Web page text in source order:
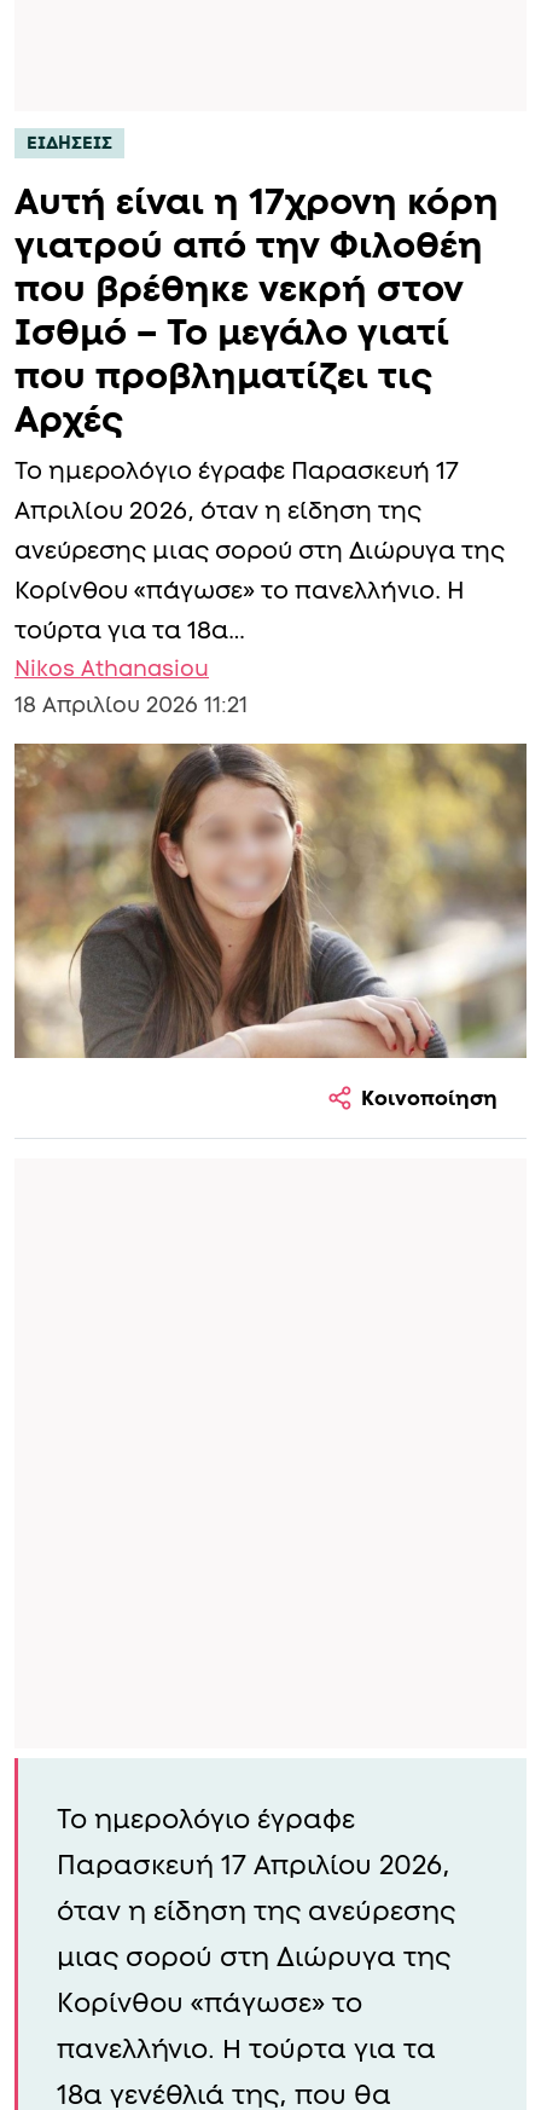
ΕΙΔΗΣΕΙΣ
Αυτή είναι η 17χρονη κόρη
γιατρού από την Φιλοθέη
που βρέθηκε νεκρή στον
Ισθμό – Το μεγάλο γιατί
που προβληματίζει τις
Αρχές
Το ημερολόγιο έγραφε Παρασκευή 17
Απριλίου 2026, όταν η είδηση της
ανεύρεσης μιας σορού στη Διώρυγα της
Κορίνθου «πάγωσε» το πανελλήνιο. Η
τούρτα για τα 18α…
Nikos Athanasiou
18 Απριλίου 2026 11:21
Κοινοποίηση
Το ημερολόγιο έγραφε
Παρασκευή 17 Απριλίου 2026,
όταν η είδηση της ανεύρεσης
μιας σορού στη Διώρυγα της
Κορίνθου «πάγωσε» το
πανελλήνιο. Η τούρτα για τα
18α γενέθλιά της, που θα